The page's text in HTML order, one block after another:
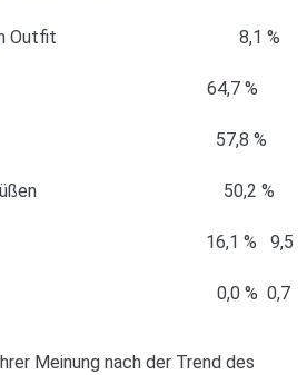
zum Outfit 8,1 %
64,7 %
57,8 %
den Füßen 50,2 %
16,1 % 9,5
0,0 % 0,7
Meinung nach der Trend des